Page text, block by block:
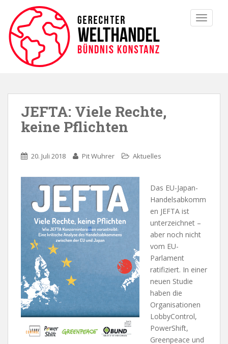
JEFTA: Viele Rechte,
keine Pflichten
20. Juli 2018 Pit Wuhrer Aktuelles
Das EU-Japan-
Handelsabkomm
en JEFTA ist
unterzeichnet –
aber noch nicht
vom EU-
Parlament
ratifiziert. In einer
neuen Studie
haben die
Organisationen
LobbyControl,
PowerShift,
Greenpeace und